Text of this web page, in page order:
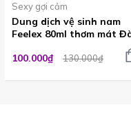
Sexy gợi cảm
Dung dịch vệ sinh nam
Feelex 80ml thơm mát
100.000₫
130.000₫